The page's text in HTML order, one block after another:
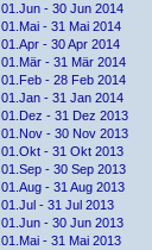
01.Jun - 30 Jun 2014
01.Mai - 31 Mai 2014
01.Apr - 30 Apr 2014
01.Mär - 31 Mär 2014
01.Feb - 28 Feb 2014
01.Jan - 31 Jan 2014
01.Dez - 31 Dez 2013
01.Nov - 30 Nov 2013
01.Okt - 31 Okt 2013
01.Sep - 30 Sep 2013
01.Aug - 31 Aug 2013
01.Jul - 31 Jul 2013
01.Jun - 30 Jun 2013
01.Mai - 31 Mai 2013